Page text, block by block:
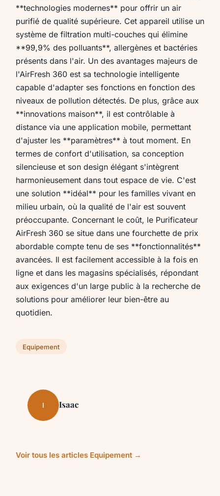
**technologies modernes** pour offrir un air
purifié de qualité supérieure. Cet appareil utilise un
système de filtration multi-couches qui élimine
**99,9% des polluants**, allergènes et bactéries
présents dans l'air. Un des avantages majeurs de
l'AirFresh 360 est sa technologie intelligente
capable d'adapter ses fonctions en fonction des
niveaux de pollution détectés. De plus, grâce aux
**innovations maison**, il est contrôlable à
distance via une application mobile, permettant
d'ajuster les **paramètres** à tout moment. En
termes de confort d'utilisation, sa conception
silencieuse et son design élégant s'intègrent
harmonieusement dans tout espace de vie. C'est
une solution **idéal** pour les familles vivant en
milieu urbain, où la qualité de l'air est souvent
préoccupante. Concernant le coût, le Purificateur
AirFresh 360 se situe dans une fourchette de prix
abordable compte tenu de ses **fonctionnalités**
avancées. Il est facilement accessible à la fois en
ligne et dans les magasins spécialisés, répondant
aux exigences d'un large public à la recherche de
solutions pour améliorer leur bien-être au
quotidien.
Equipement
I Isaac
Voir tous les articles Equipement →